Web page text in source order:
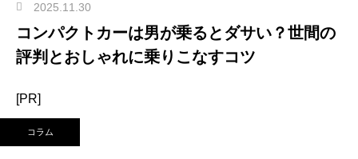
2025.11.30
コンパクトカーは男が乗るとダサい？世間の
評判とおしゃれに乗りこなすコツ
[PR]
コラム